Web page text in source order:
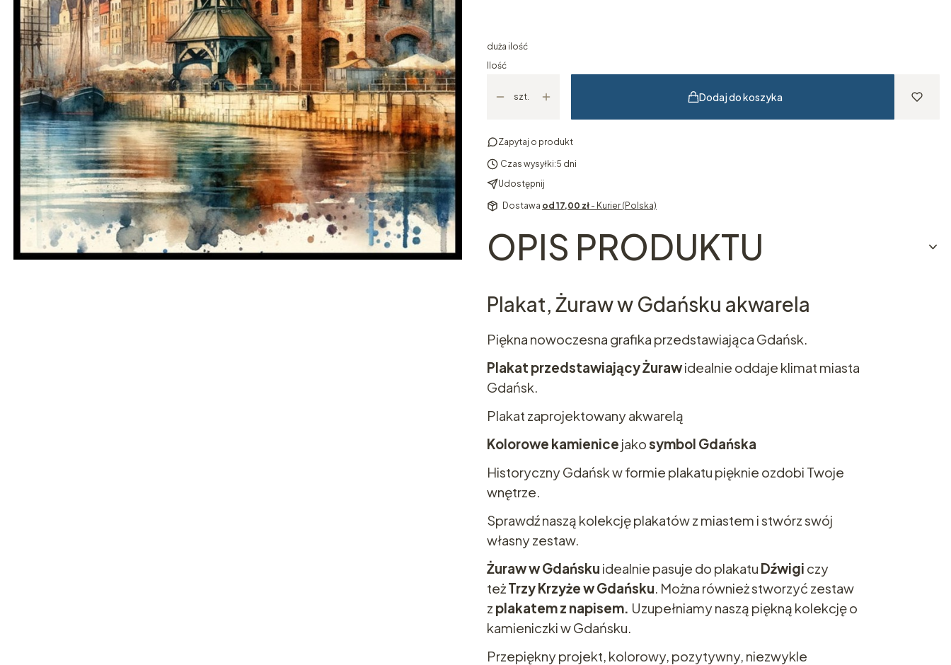
duża ilość
Ilość
szt. Dodaj do koszyka
Zapytaj o produkt
Czas wysyłki:5 dni
Udostępnij
Dostawa od 17,00 zł - Kurier (Polska)
OPIS PRODUKTU
Plakat, Żuraw w Gdańsku akwarela
Piękna nowoczesna grafika przedstawiająca Gdańsk.
Plakat przedstawiający Żurawidealnie oddaje klimat miasta
Gdańsk.
Plakat zaprojektowany akwarelą
Kolorowe kamienice jakosymbol Gdańska
Historyczny Gdańsk w formie plakatu pięknie ozdobi Twoje
wnętrze.
Sprawdź naszą kolekcję plakatów z miastem i stwórz swój
własny zestaw.
Żuraw w Gdańsku idealnie pasuje do plakatu Dźwigi czy
teżTrzy Krzyże w Gdańsku . Można również stworzyć zestaw
z plakatem z napisem. Uzupełniamy naszą piękną kolekcję o
kamieniczki w Gdańsku.
Przepiękny projekt, kolorowy, pozytywny, niezwykle